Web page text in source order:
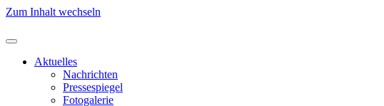
Zum Inhalt wechseln
Aktuelles
Nachrichten
Pressespiegel
Fotogalerie